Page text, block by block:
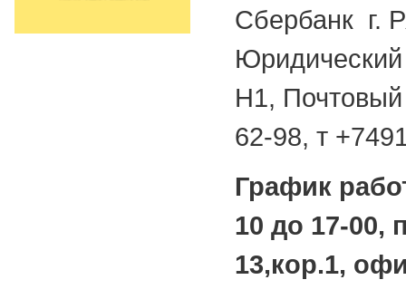
Сбербанк г.
Юридический
Н1, Почтовый
62-98, т
График
10 до 17-00,
13,кор.1,